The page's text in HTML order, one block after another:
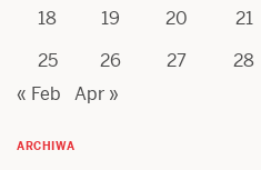
18
19 20 21
25
26 27 28
« Feb
Apr »
ARCHIWA